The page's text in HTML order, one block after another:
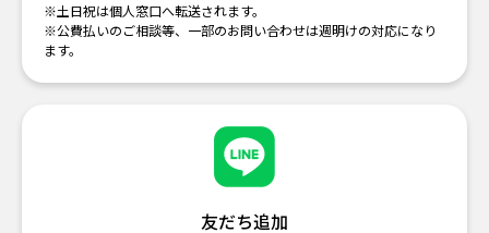
※土日祝は個人窓口へ転送されます。
※公費払いのご相談等、一部のお問い合わせは週明けの対応になり
ます。
友だち追加